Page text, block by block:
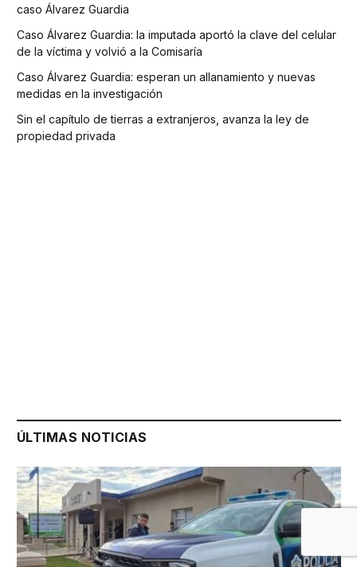
caso Álvarez Guardia
Caso Álvarez Guardia: la imputada aportó la clave del celular
de la víctima y volvió a la Comisaría
Caso Álvarez Guardia: esperan un allanamiento y nuevas
medidas en la investigación
Sin el capítulo de tierras a extranjeros, avanza la ley de
propiedad privada
ÚLTIMAS NOTICIAS